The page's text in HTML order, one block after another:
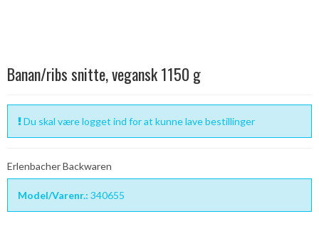
Banan/ribs snitte, vegansk 1150 g
Du skal være logget ind for at kunne lave bestillinger
Erlenbacher Backwaren
Model/Varenr.: 340655